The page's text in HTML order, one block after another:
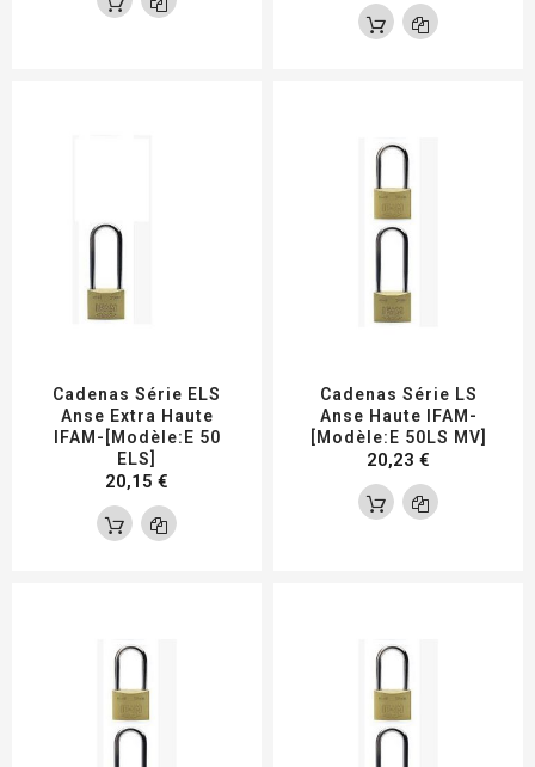
Cadenas Série ELS
Anse Extra Haute
IFAM-[Modèle:E 50
ELS]
20,15 €
Cadenas Série LS
Anse Haute IFAM-
[Modèle:E 50LS MV]
20,23 €